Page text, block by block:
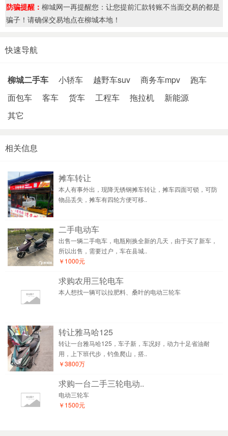
防骗提醒： 柳城网一再提醒您：让您提前汇款转账不当面交易的都是
骗子！请确保交易地点在柳城本地！
快速导航
柳城二手车 小轿车 越野车suv 商务车mpv
跑车
面包车
客车 货车 工程车 拖拉机
新能源
其它
相关信息
摊车转让
本人有事外出，现降无锈钢摊车转让，摊车四面可锁，可防
物品丢失，摊车有四轮方便可移..
二手电动车
出售一辆二手电车，电瓶刚换全新的几天，由于买了新车，
所以出售，需要过户，车在县城..
￥1000元
求购农用三轮电车
本人想找一辆可以拉肥料、桑叶的电动三轮车
转让雅马哈125
转让一台雅马哈125，车子新，车况好，动力十足省油耐
用，上下班代步，钓鱼爬山，搭..
￥3800万
求购一台二手三轮电动..
电动三轮车
￥1500元